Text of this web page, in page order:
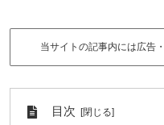
当サイトの記事内には広告
目次